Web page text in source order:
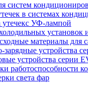
систем
в системах
УФ-лампой
установок
материалы для
зарядные устройства
устройства серии
работоспособности
света фар